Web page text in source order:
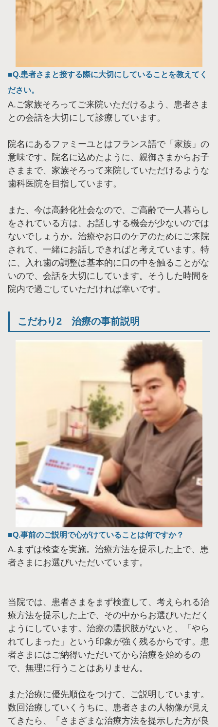
Q.患者さまと接する際に大切にしていることを教えてく
ださい。
A.ご家族そろってご来院いただけるよう、患者さま
との会話を大切にして診療しています。
院名にあるファミーユとはフランス語で「家族」の
意味です。院名に込めたように、親御さまからお子
さままで、家族そろって来院していただけるような
歯科医院を目指しています。
また、今は高齢化社会なので、ご高齢で一人暮らし
をされている方は、お話しする機会が少ないのでは
ないでしょうか。治療やお口のケアのためにご来院
されて、一緒にお話しできればと考えています。特
に、入れ歯の調整は基本的に口の中を触ることがな
いので、会話を大切にしています。そうした時間を
院内で過ごしていただければ幸いです。
こだわり2 治療の事前説明
Q.事前のご説明で心がけていることは何ですか？
A.まずは検査を実施。治療方法を提示した上で、患
者さまにお選びいただいています。
当院では、患者さまをまず検査して、考えられる治
療方法を提示した上で、その中からお選びいただく
ようにしています。治療の選択肢がないと、「やら
れてしまった」という印象が強く残るからです。患
者さまにはご納得いただいてから治療を始めるの
で、無理に行うことはありません。
また治療に優先順位をつけて、ご説明しています。
数回治療していくうちに、患者さまの人物像が見え
てきたら、「さまざまな治療方法を提示した方が良